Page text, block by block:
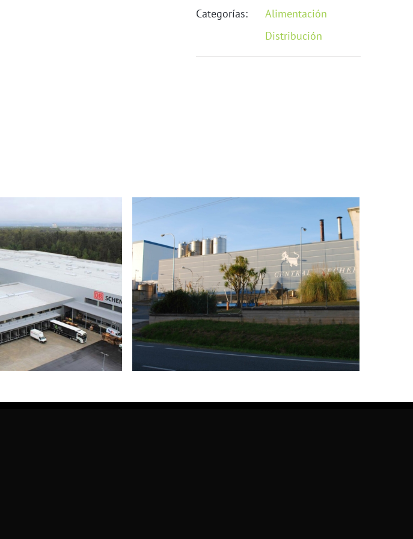
Categorías:
Alimentación
Distribución